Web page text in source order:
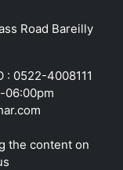
Road Bareilly
: 0522-4008111
06:00pm
the content on